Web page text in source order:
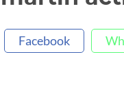
Facebook